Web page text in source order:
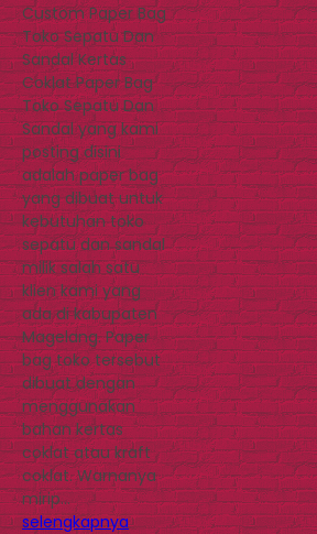
Custom Paper Bag
Toko Sepatu Dan
Sandal Kertas
Coklat Paper Bag
Toko Sepatu Dan
Sandal yang kami
posting disini
adalah paper bag
yang dibuat untuk
kebutuhan toko
sepatu dan sandal
milik salah satu
klien kami yang
ada di kabupaten
Magelang. Paper
bag toko tersebut
dibuat dengan
menggunakan
bahan kertas
coklat atau kraft
coklat. Warnanya
mirip…
selengkapnya